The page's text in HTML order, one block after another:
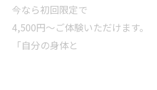
今なら初回限定で
4,500円〜ご体験いただけます。
「自分の身体と